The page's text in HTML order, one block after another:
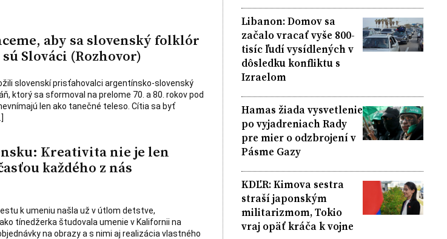
aby sa slovenský folklór
Slováci (Rozhovor)
slovenskí prisťahovalci argentínsko-slovenský
ktorý sa sformoval na prelome 70. a 80. rokov pod
len ako tanečné teleso. Cítia sa byť
Kreativita nie je len
každého z nás
k umeniu našla už v útlom detstve,
tínedžerka študovala umenie v Kalifornii na
na obrazy a s nimi aj realizácia vlastného
Libanon: Domov sa
začalo vracať vyše 800-
tisíc ľudí vysídlených v
dôsledku konfliktu s
Izraelom
Hamas žiada vysvetlenie
po vyjadreniach Rady
pre mier o odzbrojení v
Pásme Gazy
KDĽR: Kimova sestra
straší japonským
militarizmom, Tokio
vraj opäť kráča k vojne